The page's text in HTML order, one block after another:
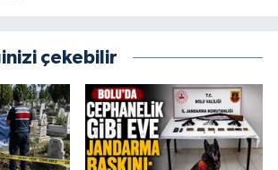
çekebilir